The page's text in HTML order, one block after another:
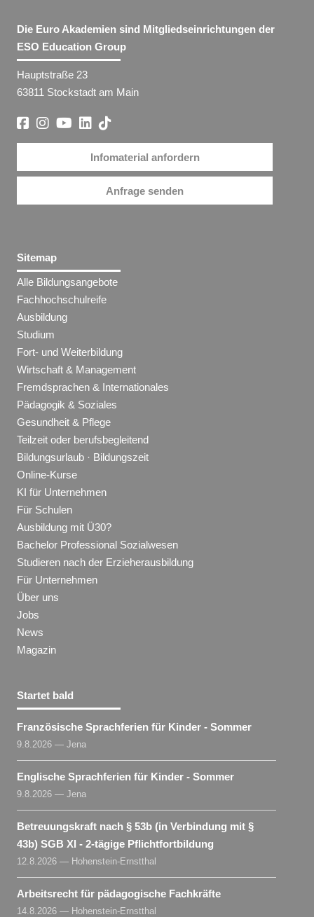
Die Euro Akademien sind Mitgliedseinrichtungen der
ESO Education Group
Hauptstraße 23
63811 Stockstadt am Main
Infomaterial anfordern
Anfrage senden
Sitemap
Alle Bildungsangebote
Fachhochschulreife
Ausbildung
Studium
Fort- und Weiterbildung
Wirtschaft & Management
Fremdsprachen & Internationales
Pädagogik & Soziales
Gesundheit & Pflege
Teilzeit oder berufsbegleitend
Bildungsurlaub · Bildungszeit
Online-Kurse
KI für Unternehmen
Für Schulen
Ausbildung mit Ü30?
Bachelor Professional Sozialwesen
Studieren nach der Erzieherausbildung
Für Unternehmen
Über uns
Jobs
News
Magazin
Startet bald
Französische Sprachferien für Kinder - Sommer
9.8.2026 — Jena
Englische Sprachferien für Kinder - Sommer
9.8.2026 — Jena
Betreuungskraft nach § 53b (in Verbindung mit §
43b) SGB XI - 2-tägige Pflichtfortbildung
12.8.2026 — Hohenstein-Ernstthal
Arbeitsrecht für pädagogische Fachkräfte
14.8.2026 — Hohenstein-Ernstthal